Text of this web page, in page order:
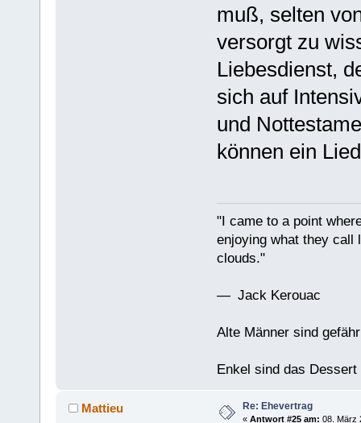
muß, selten
versorgt zu
Liebesdienst,
sich auf
und
können ein
"I came to a point
enjoying what they call
clouds."
— Jack Kerouac
Alte Männer sind
Enkel sind das Dessert
Mattieu Re: Ehevertrag
« Antwort #25 am: 08. März